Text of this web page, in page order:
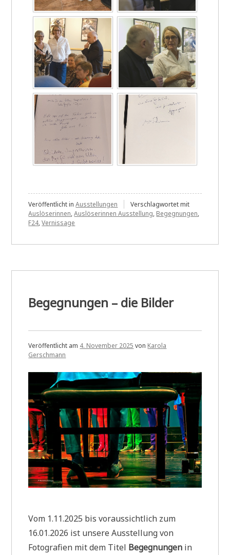
Veröffentlicht inAusstellungen
Verschlagwortet mit
Auslöserinnen,Auslöserinnen Ausstellung, Begegnungen,
F24,Vernissage
Begegnungen – die Bilder
Veröffentlicht am 4. November 2025 von Karola
Gerschmann
Vom 1.11.2025 bis voraussichtlich zum
16.01.2026 ist unsere Ausstellung von
Fotografien mit dem Titel Begegnungen in